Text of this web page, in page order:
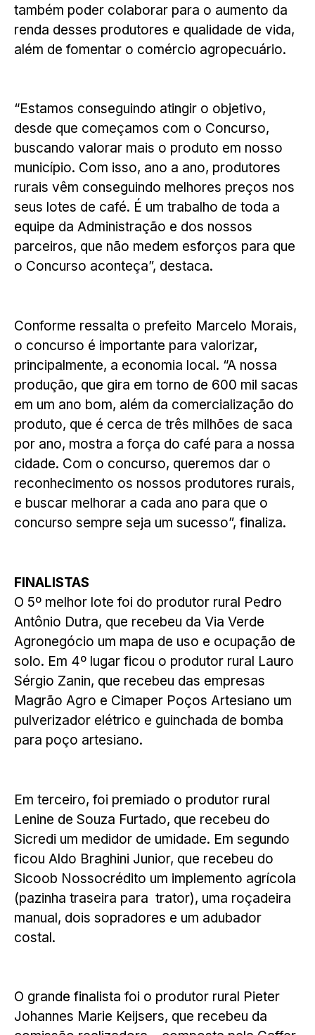
também poder colaborar para o aumento da
renda desses produtores e qualidade de vida,
além de fomentar o comércio agropecuário.
“Estamos conseguindo atingir o objetivo,
desde que começamos com o Concurso,
buscando valorar mais o produto em nosso
município. Com isso, ano a ano, produtores
rurais vêm conseguindo melhores preços nos
seus lotes de café. É um trabalho de toda a
equipe da Administração e dos nossos
parceiros, que não medem esforços para que
o Concurso aconteça”, destaca.
Conforme ressalta o prefeito Marcelo Morais,
o concurso é importante para valorizar,
principalmente, a economia local. “A nossa
produção, que gira em torno de 600 mil sacas
em um ano bom, além da comercialização do
produto, que é cerca de três milhões de saca
por ano, mostra a força do café para a nossa
cidade. Com o concurso, queremos dar o
reconhecimento os nossos produtores rurais,
e buscar melhorar a cada ano para que o
concurso sempre seja um sucesso”, finaliza.
FINALISTAS
O 5º melhor lote foi do produtor rural Pedro
Antônio Dutra, que recebeu da Via Verde
Agronegócio um mapa de uso e ocupação de
solo. Em 4º lugar ficou o produtor rural Lauro
Sérgio Zanin, que recebeu das empresas
Magrão Agro e Cimaper Poços Artesiano um
pulverizador elétrico e guinchada de bomba
para poço artesiano.
Em terceiro, foi premiado o produtor rural
Lenine de Souza Furtado, que recebeu do
Sicredi um medidor de umidade. Em segundo
ficou Aldo Braghini Junior, que recebeu do
Sicoob Nossocrédito um implemento agrícola
(pazinha traseira para trator), uma roçadeira
manual, dois sopradores e um adubador
costal.
O grande finalista foi o produtor rural Pieter
Johannes Marie Keijsers, que recebeu da